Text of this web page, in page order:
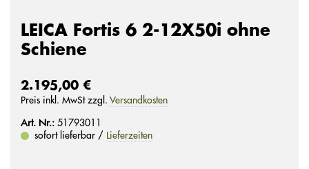
LEICA Fortis 6 2-12X50i ohne
Schiene
2.195,00 €
Preis inkl. MwSt zzgl. Versandkosten
Art. Nr.: 51793011
sofort lieferbar / Lieferzeiten